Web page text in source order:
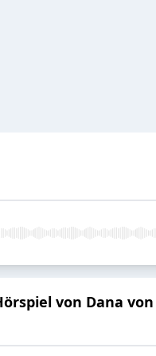
von Dana